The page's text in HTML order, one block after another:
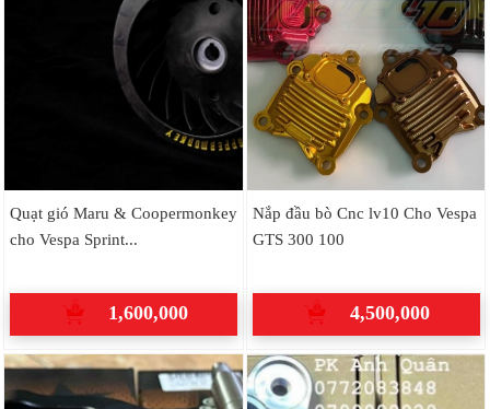
Quạt gió Maru & Coopermonkey
cho Vespa Sprint...
1,600,000
Nắp đầu bò Cnc lv10 Cho Vespa
GTS 300 100
4,500,000